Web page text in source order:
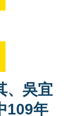
、吳宜
109年